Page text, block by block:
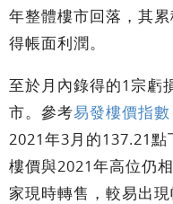
年整體樓市回落，其
得帳面利潤。
至於月內錄得的1宗虧
市。參考易發樓價指數
2021年3月的137.21
樓價與2021年高位仍
家現時轉售，較易出現